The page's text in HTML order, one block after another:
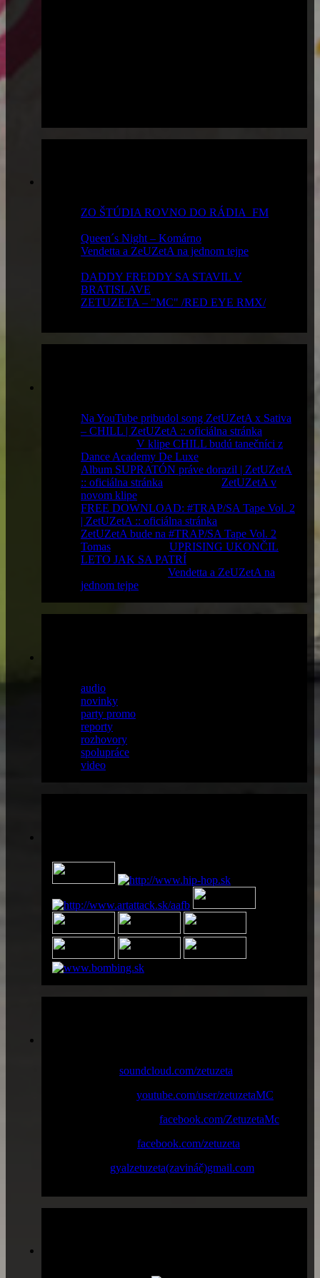
ZO ŠTÚDIA ROVNO DO RÁDIA_FM
Queen´s Night – Komárno
Vendetta a ZeUZetA na jednom tejpe
DADDY FREDDY SA STAVIL V
BRATISLAVE
ZETUZETA – "MC" /RED EYE RMX/-
Na YouTube pribudol song ZetUZetA x Sativa
– CHILL | ZetUZetA :: oficiálna stránka
V klipe CHILL budú tanečníci z
Dance Academy De Luxe
Album SUPRATÓN práve dorazil | ZetUZetA
:: oficiálna stránka
ZetUZetA v
novom klipe
FREE DOWNLOAD: #TRAP/SA Tape Vol. 2
| ZetUZetA :: oficiálna stránka
ZetUZetA bude na #TRAP/SA Tape Vol. 2
Tomas
UPRISING UKONČIL
LETO JAK SA PATRÍ
Vendetta a ZeUZetA na
jednom tejpe
audio
novinky
party promo
reporty
rozhovory
spolupráce
video
soundcloud.com/zetuzeta
youtube.com/user/zetuzetaMC
facebook.com/ZetuzetaMc
facebook.com/zetuzeta
gyalzetuzeta(zavináč)gmail.com